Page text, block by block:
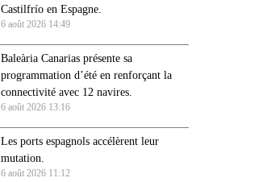
Castilfrío en Espagne.
6 août 2026 14:49
Baleària Canarias présente sa
programmation d’été en renforçant la
connectivité avec 12 navires.
6 août 2026 13:16
Les ports espagnols accélèrent leur
mutation.
6 août 2026 11:12